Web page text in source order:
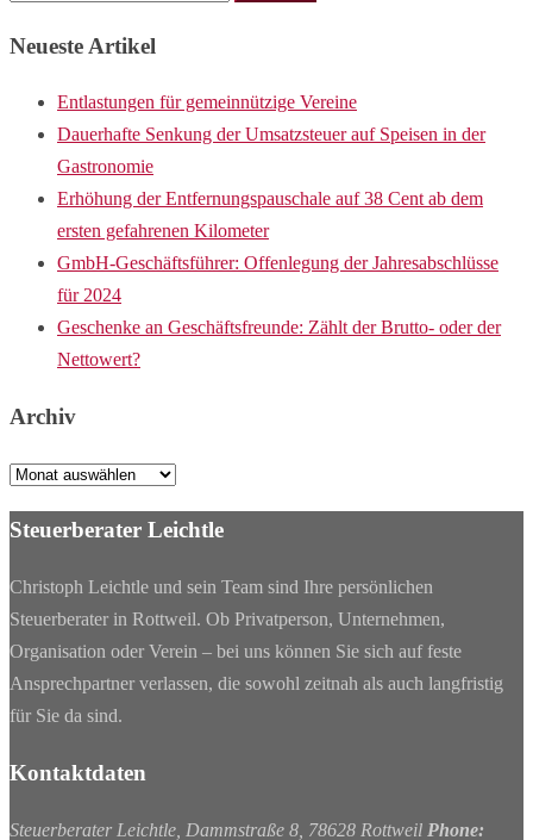
Neueste Artikel
Entlastungen für gemeinnützige Vereine
Dauerhafte Senkung der Umsatzsteuer auf Speisen in der
Gastronomie
Erhöhung der Entfernungspauschale auf 38 Cent ab dem
ersten gefahrenen Kilometer
GmbH-Geschäftsführer: Offenlegung der Jahresabschlüsse
für 2024
Geschenke an Geschäftsfreunde: Zählt der Brutto- oder der
Nettowert?
Archiv
Archiv
Steuerberater Leichtle
Christoph Leichtle und sein Team sind Ihre persönlichen
Steuerberater in Rottweil. Ob Privatperson, Unternehmen,
Organisation oder Verein – bei uns können Sie sich auf feste
Ansprechpartner verlassen, die sowohl zeitnah als auch langfristig
für Sie da sind.
Kontaktdaten
Steuerberater Leichtle, Dammstraße 8, 78628 Rottweil Phone: